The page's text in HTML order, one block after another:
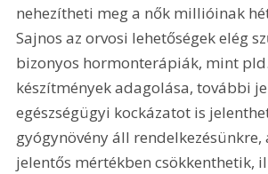
nehezítheti meg a nők millióinak
Sajnos az orvosi lehetőségek elég
bizonyos hormonterápiák, mint
készítmények adagolása, további
egészségügyi kockázatot is
gyógynövény áll rendelkezésünkre,
jelentős mértékben csökkenthetik,